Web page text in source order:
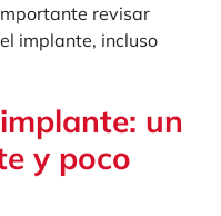
revisar
implante, incluso
un
y poco